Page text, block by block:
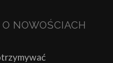
NOWOŚCIACH